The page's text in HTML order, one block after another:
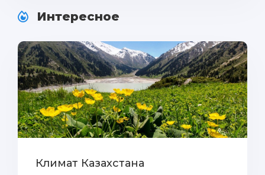
Интересное
Климат Казахстана